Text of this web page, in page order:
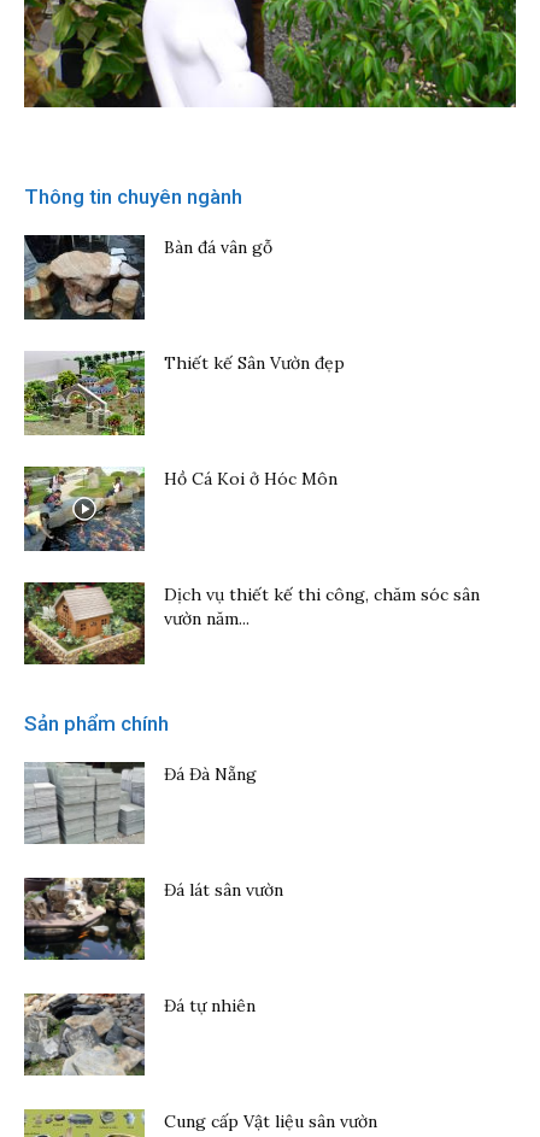
Thông tin chuyên ngành
Bàn đá vân gỗ
Thiết kế Sân Vườn đẹp
Hồ Cá Koi ở Hóc Môn
Dịch vụ thiết kế thi công, chăm sóc sân
vườn năm...
Sản phẩm chính
Đá Đà Nẵng
Đá lát sân vườn
Đá tự nhiên
Cung cấp Vật liệu sân vườn